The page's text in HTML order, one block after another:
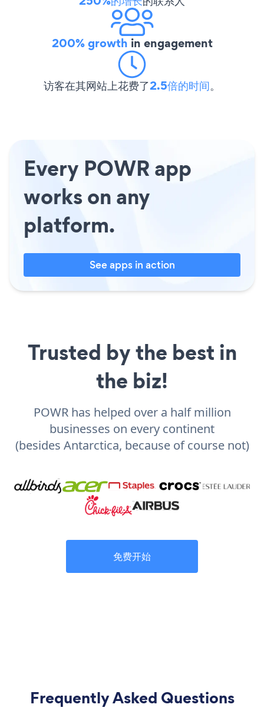
200% growth in engagement
访客在其网站上花费了2.5倍的时间。
Every POWR app
works on any
platform.
See apps in action
Trusted by the best in
the biz!
POWR has helped over a half million
businesses on every continent
(besides Antarctica, because of course not)
免费开始
Frequently Asked Questions